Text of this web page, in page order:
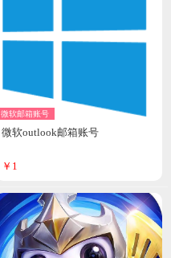
微软邮箱账号
微软outlook邮箱账号
￥1